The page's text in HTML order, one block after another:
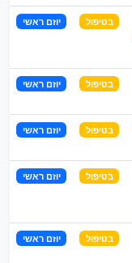
בטיפול יוזם ראשי
בטיפול יוזם ראשי
בטיפול יוזם ראשי
בטיפול יוזם ראשי
בטיפול יוזם ראשי